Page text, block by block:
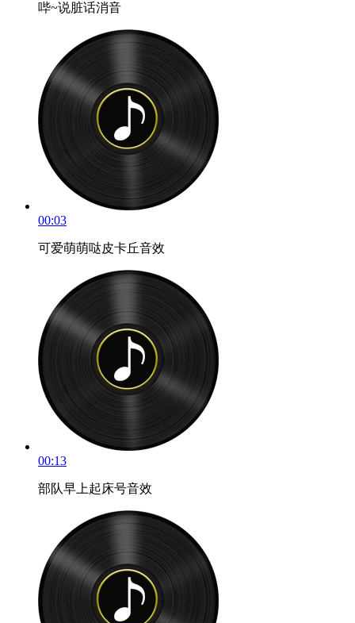
哔~说脏话消音
00:03
可爱萌萌哒皮卡丘音效
00:13
部队早上起床号音效